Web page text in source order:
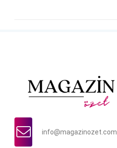
info@magazinozet.com